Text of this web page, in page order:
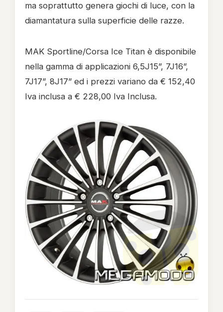
ma soprattutto genera giochi di luce, con la
diamantatura sulla superficie delle razze.
MAK Sportline/Corsa Ice Titan è disponibile
nella gamma di applicazioni 6,5J15”, 7J16”,
7J17”, 8J17” ed i prezzi variano da € 152,40
Iva inclusa a € 228,00 Iva Inclusa.